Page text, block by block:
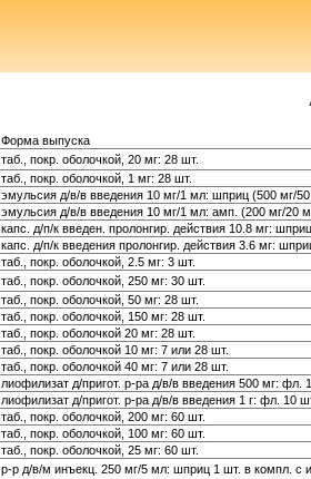
Форма выпуска
таб., покр. оболочкой, 20 мг: 28 шт.
таб., покр. оболочкой, 1 мг: 28 шт.
эмульсия д/в/в введения 10 мг/1 мл: шприц (500 мг/
эмульсия д/в/в введения 10 мг/1 мл: амп. (200 мг/20
капс. д/п/к введен. пролонгир. действия 10.8 мг:
капс. д/п/к введения пролонгир. действия 3.6 мг:
таб., покр. оболочкой, 2.5 мг: 3 шт.
таб., покр. оболочкой, 250 мг: 30 шт.
таб., покр. оболочкой, 50 мг: 28 шт.
таб., покр. оболочкой, 150 мг: 28 шт.
таб., покр. оболочкой 20 мг: 28 шт.
таб., покр. оболочкой 10 мг: 7 или 28 шт.
таб., покр. оболочкой 40 мг: 7 или 28 шт.
лиофилизат д/пригот. р-ра д/в/в введения 500 мг: фл.
лиофилизат д/пригот. р-ра д/в/в введения 1 г: фл. 10
таб., покр. оболочкой, 200 мг: 60 шт.
таб., покр. оболочкой, 100 мг: 60 шт.
таб., покр. оболочкой, 25 мг: 60 шт.
р-р д/в/м инъекц. 250 мг/5 мл: шприц 1 шт. в компл. с